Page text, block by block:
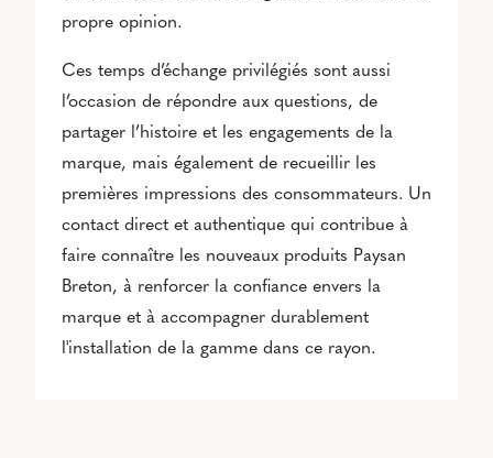
propre opinion.
Ces temps d’échange privilégiés sont aussi
l’occasion de répondre aux questions, de
partager l’histoire et les engagements de la
marque, mais également de recueillir les
premières impressions des consommateurs. Un
contact direct et authentique qui contribue à
faire connaître les nouveaux produits Paysan
Breton, à renforcer la confiance envers la
marque et à accompagner durablement
l'installation de la gamme dans ce rayon.